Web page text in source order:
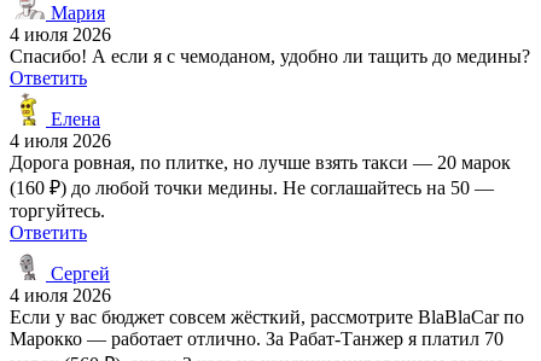
Мария
4 июля 2026
Спасибо! А если я с чемоданом, удобно ли тащить до медины?
Ответить
Елена
4 июля 2026
Дорога ровная, по плитке, но лучше взять такси — 20 марок
(160 ₽) до любой точки медины. Не соглашайтесь на 50 —
торгуйтесь.
Ответить
Сергей
4 июля 2026
Если у вас бюджет совсем жёсткий, рассмотрите BlaBlaCar по
Марокко — работает отлично. За Рабат-Танжер я платил 70